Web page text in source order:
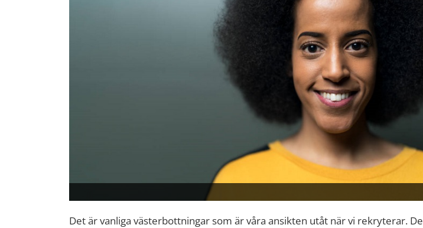
Det är vanliga västerbottningar som är våra ansikten utåt när vi rekryterar. De